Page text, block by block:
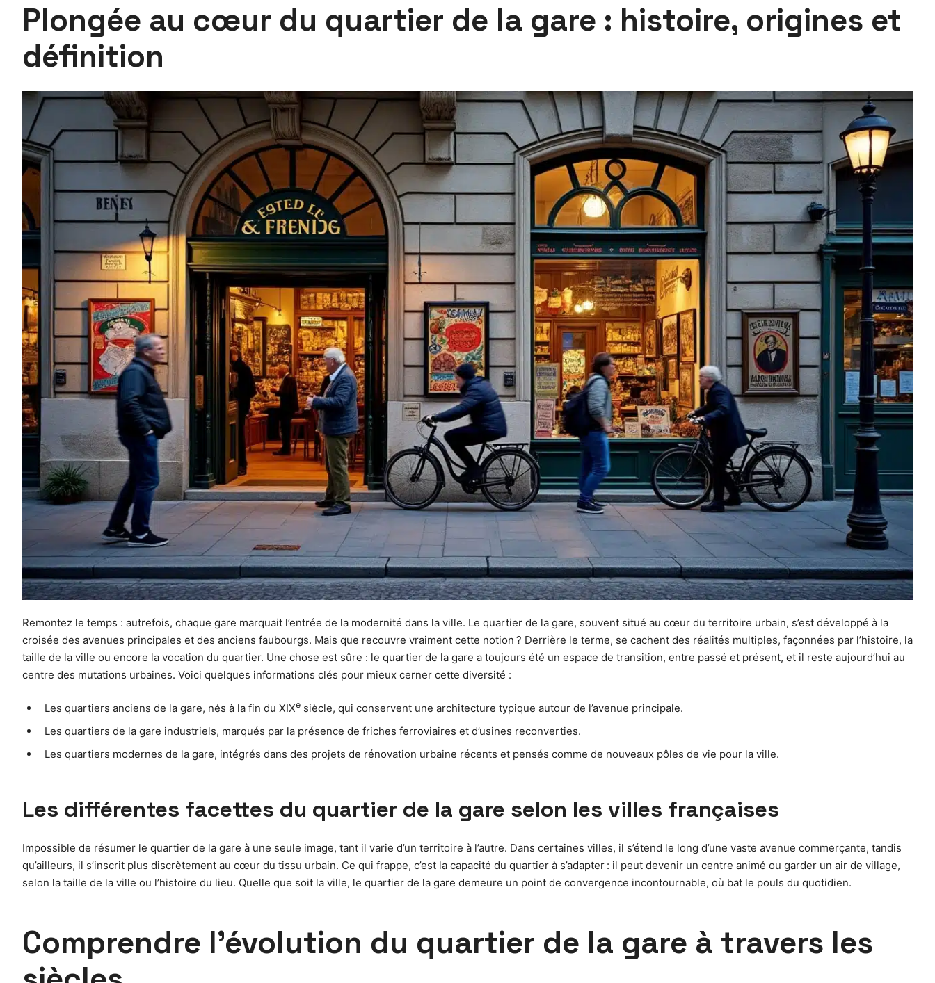
Plongée au cœur du quartier de la gare : histoire, origines et
définition
Remontez le temps : autrefois, chaque gare marquait l’entrée de la modernité dans la ville. Le quartier de la gare, souvent situé au cœur du territoire urbain, s’est développé à la
croisée des avenues principales et des anciens faubourgs. Mais que recouvre vraiment cette notion ? Derrière le terme, se cachent des réalités multiples, façonnées par l’histoire, la
taille de la ville ou encore la vocation du quartier. Une chose est sûre : le quartier de la gare a toujours été un espace de transition, entre passé et présent, et il reste aujourd’hui au
centre des mutations urbaines. Voici quelques informations clés pour mieux cerner cette diversité :
Les quartiers anciens de la gare, nés à la fin du XIXe siècle, qui conservent une architecture typique autour de l’avenue principale.
Les quartiers de la gare industriels, marqués par la présence de friches ferroviaires et d’usines reconverties.
Les quartiers modernes de la gare, intégrés dans des projets de rénovation urbaine récents et pensés comme de nouveaux pôles de vie pour la ville.
Les différentes facettes du quartier de la gare selon les villes françaises
Impossible de résumer le quartier de la gare à une seule image, tant il varie d’un territoire à l’autre. Dans certaines villes, il s’étend le long d’une vaste avenue commerçante, tandis
qu’ailleurs, il s’inscrit plus discrètement au cœur du tissu urbain. Ce qui frappe, c’est la capacité du quartier à s’adapter : il peut devenir un centre animé ou garder un air de village,
selon la taille de la ville ou l’histoire du lieu. Quelle que soit la ville, le quartier de la gare demeure un point de convergence incontournable, où bat le pouls du quotidien.
Comprendre l’évolution du quartier de la gare à travers les